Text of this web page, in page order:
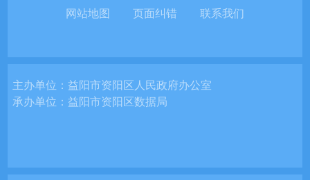
网站地图 页面纠错 联系我们
主办单位：益阳市资阳区人民政府办公室
承办单位：益阳市资阳区数据局